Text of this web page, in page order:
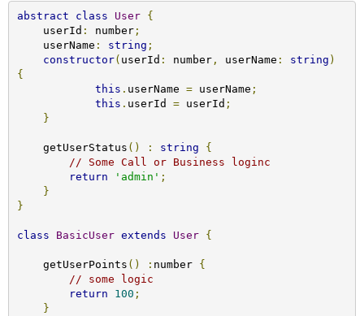
abstract class User
{
    userId
: number;
    userName
: string ;
constructor( userId : number, userName : string )
{
this . userName = userName ;
this . userId = userId ;
}
    getUserStatus
() : string
{
// Some Call or Business loginc
return
'admin' ;
}
}
class BasicUser extends User {
    getUserPoints
() : number {
// some logic
return
100 ;
}